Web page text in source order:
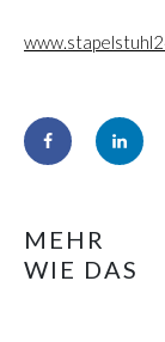
MEHR
WIE DAS